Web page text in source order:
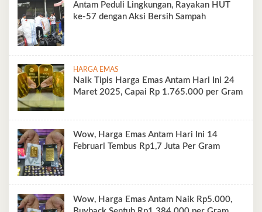
Antam Peduli Lingkungan, Rayakan HUT
ke-57 dengan Aksi Bersih Sampah
HARGA EMAS
Naik Tipis Harga Emas Antam Hari Ini 24
Maret 2025, Capai Rp 1.765.000 per Gram
Wow, Harga Emas Antam Hari Ini 14
Februari Tembus Rp1,7 Juta Per Gram
Wow, Harga Emas Antam Naik Rp5.000,